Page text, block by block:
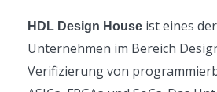
HDL Design House ist eines
Unternehmen im Bereich
Verifizierung von